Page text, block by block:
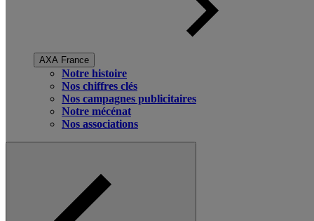
AXA France
Notre histoire
Nos chiffres clés
Nos campagnes publicitaires
Notre mécénat
Nos associations